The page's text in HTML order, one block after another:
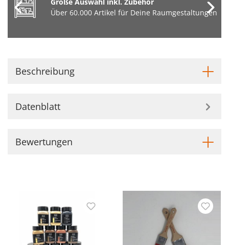
Über 60.000 Artikel für Deine Raumgestaltungen
Beschreibung
Datenblatt
Bewertungen